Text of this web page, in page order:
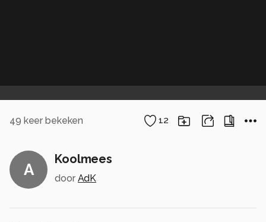
49 keer bekeken 12
A
Koolmees
door AdK